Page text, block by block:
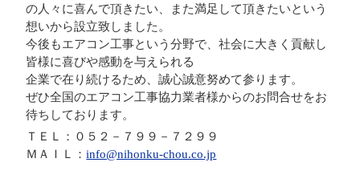
の人々に喜んで頂きたい、また満足して頂きたいという
想いから設立致しました。
今後もエアコン工事という分野で、社会に大きく貢献し
皆様に喜びや感動を与えられる
企業で在り続けるため、誠心誠意努めて参ります。
ぜひ全国のエアコン工事協力業者様からのお問合せをお
待ちしております。
ＴＥＬ：０５２－７９９－７２９９
ＭＡＩＬ：info@nihonku-chou.co.jp